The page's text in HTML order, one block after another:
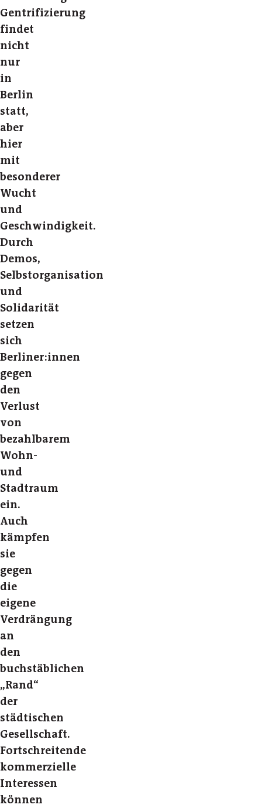
Gentrifizierung
findet
nicht
nur
in
Berlin
statt,
aber
hier
mit
besonderer
Wucht
und
Geschwindigkeit.
Durch
Demos,
Selbstorganisation
und
Solidarität
setzen
sich
Berliner:innen
gegen
den
Verlust
von
bezahlbarem
Wohn-
und
Stadtraum
ein.
Auch
kämpfen
sie
gegen
die
eigene
Verdrängung
an
den
buchstäblichen
„Rand“
der
städtischen
Gesellschaft.
Fortschreitende
kommerzielle
Interessen
können